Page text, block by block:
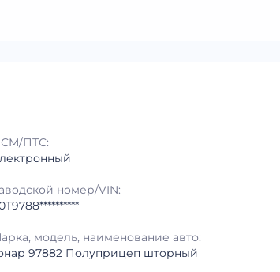
ПТС:
номер/VIN:
модель, наименование авто:
97882 Полуприцеп шторный